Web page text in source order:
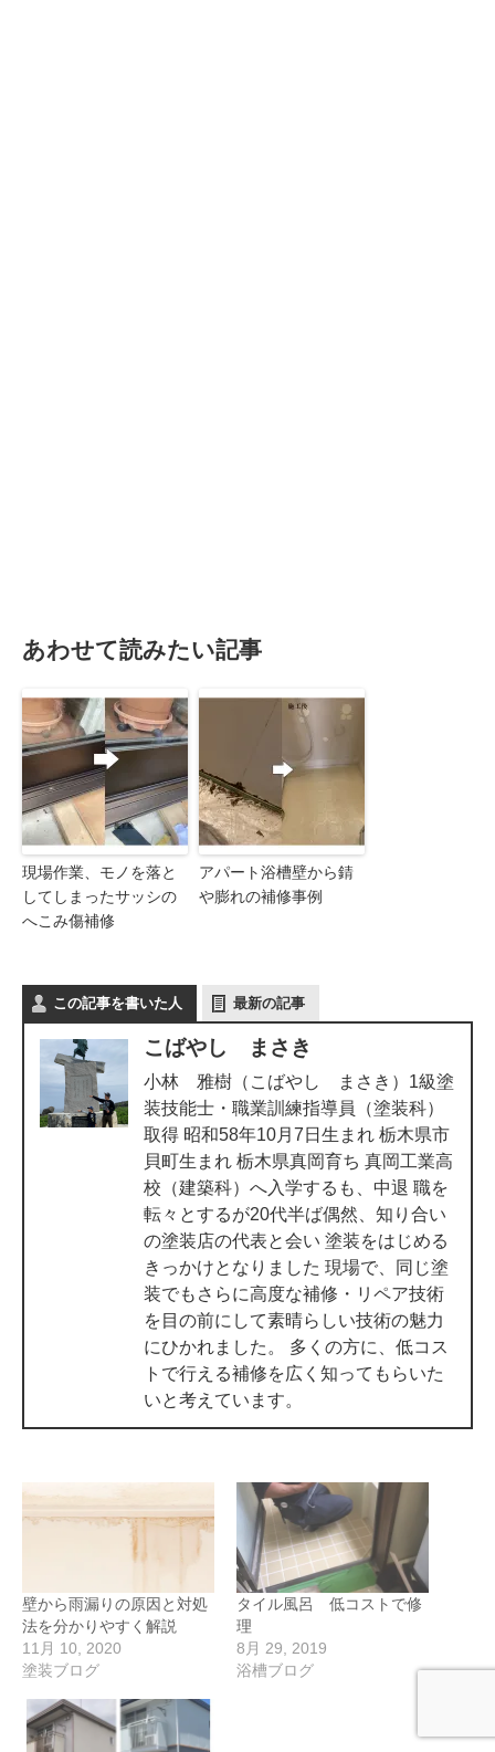
あわせて読みたい記事
現場作業、モノを落と
してしまったサッシの
へこみ傷補修
アパート浴槽壁から錆
や膨れの補修事例
この記事を書いた人 最新の記事
こばやし まさき
小林 雅樹（こばやし まさき）1級塗
装技能士・職業訓練指導員（塗装科）
取得 昭和58年10月7日生まれ 栃木県市
貝町生まれ 栃木県真岡育ち 真岡工業高
校（建築科）へ入学するも、中退 職を
転々とするが20代半ば偶然、知り合い
の塗装店の代表と会い 塗装をはじめる
きっかけとなりました 現場で、同じ塗
装でもさらに高度な補修・リペア技術
を目の前にして素晴らしい技術の魅力
にひかれました。 多くの方に、低コス
トで行える補修を広く知ってもらいた
いと考えています。
壁から雨漏りの原因と対処
法を分かりやすく解説
11月 10, 2020
塗装ブログ
タイル風呂 低コストで修
理
8月 29, 2019
浴槽ブログ